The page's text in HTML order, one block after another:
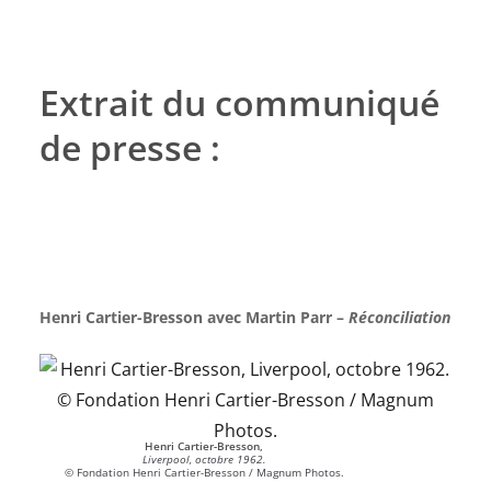
Extrait du communiqué
de presse :
Henri Cartier-Bresson avec Martin Parr – Réconciliation
Henri Cartier-Bresson,
Liverpool, octobre 1962.
© Fondation Henri Cartier-Bresson / Magnum Photos.